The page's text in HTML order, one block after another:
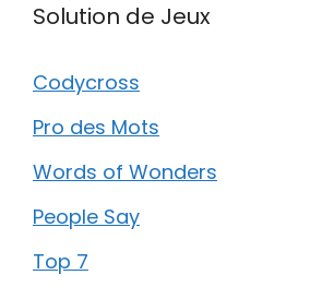
Solution de Jeux
Codycross
Pro des Mots
Words of Wonders
People Say
Top 7